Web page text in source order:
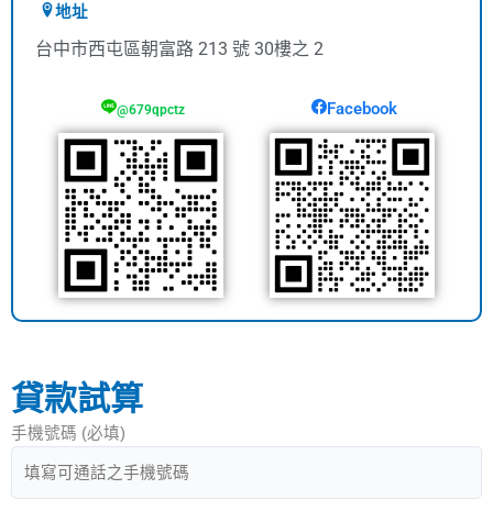
地址
台中市西屯區朝富路 213 號 30樓之 2
@679qpctz Facebook
貸款試算
手機號碼 (必填)